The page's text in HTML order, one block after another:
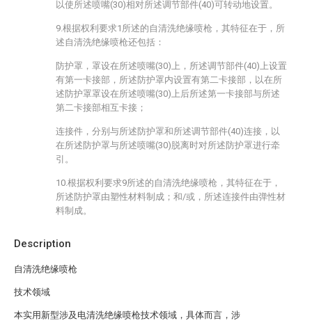
Description
自清洗绝缘喷枪
技术领域
本实用新型涉及电清洗绝缘喷枪技术领域，具体而言，涉
以使所述喷嘴(30)相对所述调节部件(40)可转动地设置。
9.根据权利要求1所述的自清洗绝缘喷枪，其特征在于，所
述自清洗绝缘喷枪还包括：
防护罩，罩设在所述喷嘴(30)上，所述调节部件(40)上设置
有第一卡接部，所述防护罩内设置有第二卡接部，以在所
述防护罩罩设在所述喷嘴(30)上后所述第一卡接部与所述
第二卡接部相互卡接；
连接件，分别与所述防护罩和所述调节部件(40)连接，以
在所述防护罩与所述喷嘴(30)脱离时对所述防护罩进行牵
引。
10.根据权利要求9所述的自清洗绝缘喷枪，其特征在于，
所述防护罩由塑性材料制成；和/或，所述连接件由弹性材
料制成。